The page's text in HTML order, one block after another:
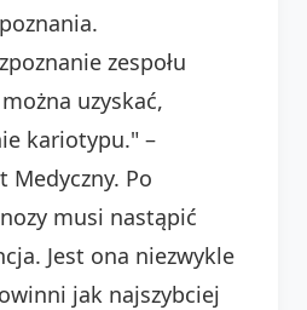
zespołu
uzyskać,
kariotypu." –
Medyczny. Po
musi nastąpić
Jest ona niezwykle
jak najszybciej